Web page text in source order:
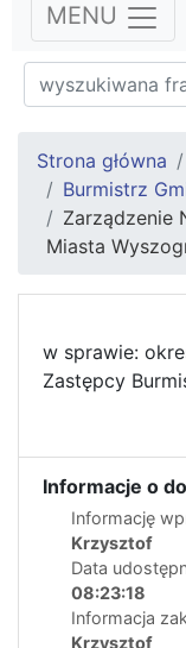
MENU
Strona główna
Burmistrz
Zarządzenie
Miasta
w sprawie:
Zastępcy
Informacje o
Informację
Krzysztof
Data
08:23:18
Informacja
Krzysztof